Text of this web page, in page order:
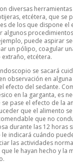
diversas
etcétera, que se
de los que dispone el
algunos
puede aspirar
un pólipo, coagular
etcétera.
se sacará
observación en
efecto del sedante.
en la garganta, es
pase el efecto de la
que el alimento
que no
durante las 12 horas
le indicará cuándo
las actividades
le hayan hecho y la